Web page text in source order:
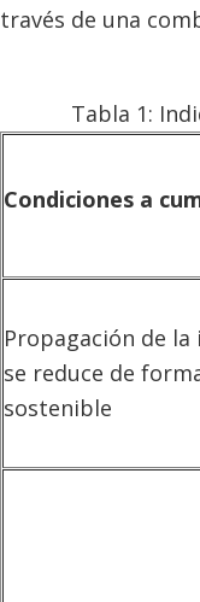
través de una
Tabla 1:
Condiciones a
Propagación de la
se reduce de
sostenible